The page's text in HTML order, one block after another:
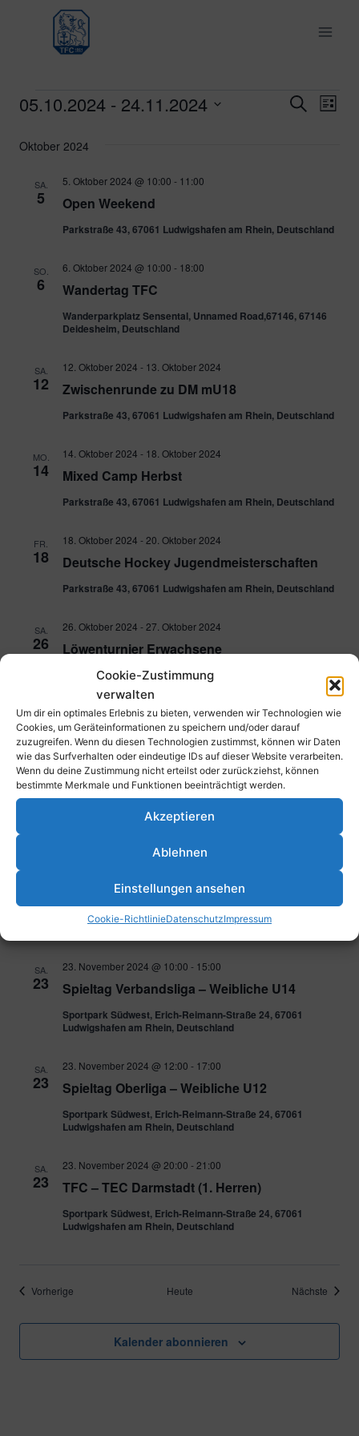
Cookie-Zustimmung
verwalten
Um dir ein optimales Erlebnis zu bieten, verwenden wir Technologien wie
Cookies, um Geräteinformationen zu speichern und/oder darauf
zuzugreifen. Wenn du diesen Technologien zustimmst, können wir Daten
wie das Surfverhalten oder eindeutige IDs auf dieser Website verarbeiten.
Wenn du deine Zustimmung nicht erteilst oder zurückziehst, können
bestimmte Merkmale und Funktionen beeinträchtigt werden.
Akzeptieren
Ablehnen
Einstellungen ansehen
Cookie-RichtlinieDatenschutzImpressum
springen
Veranstaltungen SucheListe
05.10.2024 - 24.11.2024
wählen.
Oktober 2024
SA.
5 Open Weekend
5. Oktober 2024 @ 10:00 - 11:00
Parkstraße 43, 67061 Ludwigshafen am Rhein, Deutschland
SO.
6 Wandertag TFC
6. Oktober 2024 @ 10:00 - 18:00
Wanderparkplatz Sensental, Unnamed Road,67146, 67146
Deidesheim, Deutschland
SA.
12 Zwischenrunde zu DM mU18
12. Oktober 2024 - 13. Oktober 2024
Parkstraße 43, 67061 Ludwigshafen am Rhein, Deutschland
MO.
14 Mixed Camp Herbst
14. Oktober 2024 - 18. Oktober 2024
Parkstraße 43, 67061 Ludwigshafen am Rhein, Deutschland
FR.
18 Deutsche Hockey Jugendmeisterschaften
18. Oktober 2024 - 20. Oktober 2024
Parkstraße 43, 67061 Ludwigshafen am Rhein, Deutschland
SA.
26 Löwenturnier Erwachsene
26. Oktober 2024 - 27. Oktober 2024
November 2024
SA.
2 Löwenturnier U14, U16
2. November 2024-3. November 2024
SA.
Open Weekend
2. November 2024 @ 10:00 -11:00
Open Weekend
Parkstraße 43, 67061 Ludwigshafen am Rhein, Deutschland
SA.
23 Spieltag Verbandsliga – Weibliche U14
23. November 2024 @ 10:00 - 15:00
Sportpark Südwest, Erich-Reimann-Straße 24, 67061
Ludwigshafen am Rhein, Deutschland
SA.
23 Spieltag Oberliga – Weibliche U12
23. November 2024 @ 12:00 - 17:00
Sportpark Südwest, Erich-Reimann-Straße 24, 67061
Ludwigshafen am Rhein, Deutschland
SA.
23 TFC – TEC Darmstadt (1. Herren)
23. November 2024 @ 20:00 - 21:00
Sportpark Südwest, Erich-Reimann-Straße 24, 67061
Ludwigshafen am Rhein, Deutschland
Vorherige Heute Nächste
Kalender abonnieren